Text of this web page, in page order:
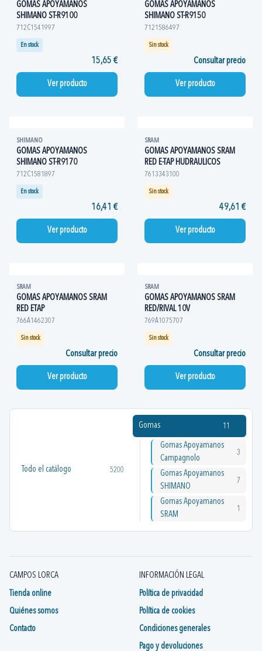
Todo el catálogo 5200
Gomas 11
Gomas Apoyamanos
Campagnolo
3
Gomas Apoyamanos
SHIMANO
7
Gomas Apoyamanos
SRAM
1
GOMAS APOYAMANOS
SHIMANO ST-R9100
712C1541997
En stock
15,65 €
Ver producto
GOMAS APOYAMANOS
SHIMANO ST-R9150
7121586497
Sin stock
Consultar precio
Ver producto
SHIMANO
GOMAS APOYAMANOS
SHIMANO ST-R9170
712C1581897
En stock
16,41 €
Ver producto
SRAM
GOMAS APOYAMANOS SRAM
RED E-TAP HUDRAULICOS
7613343100
Sin stock
49,61 €
Ver producto
SRAM
GOMAS APOYAMANOS SRAM
RED ETAP
766A1462307
Sin stock
Consultar precio
Ver producto
SRAM
GOMAS APOYAMANOS SRAM
RED/RIVAL 10V
769A1075707
Sin stock
Consultar precio
Ver producto
CAMPOS LORCA
Tienda online
Quiénes somos
Contacto
INFORMACIÓN LEGAL
Política de privacidad
Política de cookies
Condiciones generales
Pago y devoluciones